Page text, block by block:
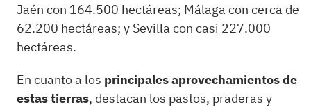
Jaén con 164.500 hectáreas; Málaga con cerca de
62.200 hectáreas; y Sevilla con casi 227.000
hectáreas.
En cuanto a los principales aprovechamientos de
estas tierras, destacan los pastos, praderas y